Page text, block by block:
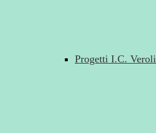
Progetti I.C.